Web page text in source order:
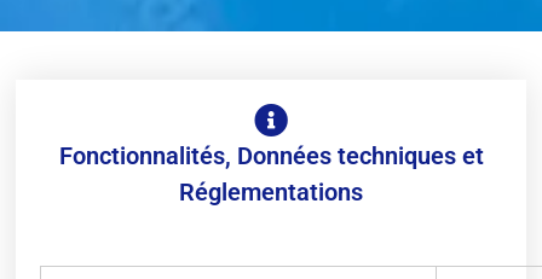
Fonctionnalités, Données techniques et
Réglementations